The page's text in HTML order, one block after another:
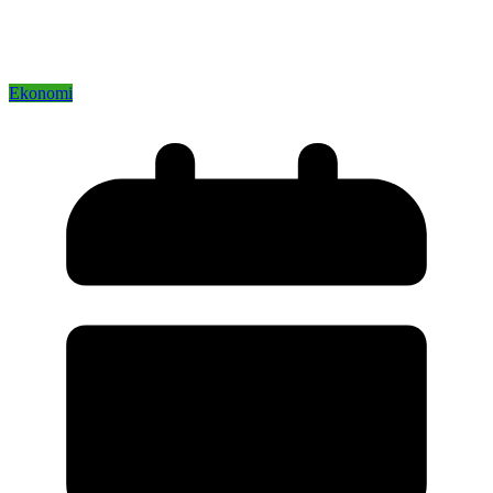
Ekonomi